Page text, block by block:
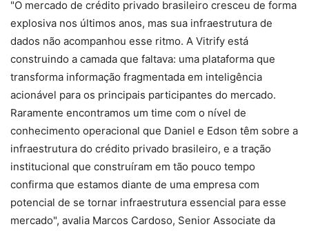
"O mercado de crédito privado brasileiro cresceu de forma
explosiva nos últimos anos, mas sua infraestrutura de
dados não acompanhou esse ritmo. A Vitrify está
construindo a camada que faltava: uma plataforma que
transforma informação fragmentada em inteligência
acionável para os principais participantes do mercado.
Raramente encontramos um time com o nível de
conhecimento operacional que Daniel e Edson têm sobre a
infraestrutura do crédito privado brasileiro, e a tração
institucional que construíram em tão pouco tempo
confirma que estamos diante de uma empresa com
potencial de se tornar infraestrutura essencial para esse
mercado", avalia Marcos Cardoso, Senior Associate da